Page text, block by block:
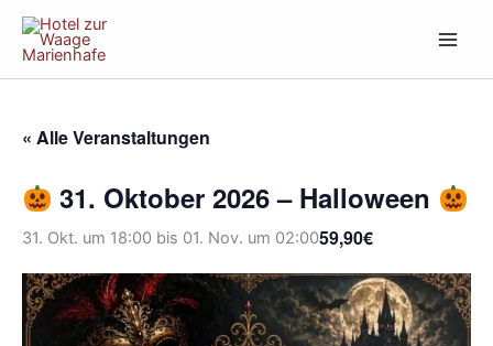
Zum
Inhalt
springen
« Alle Veranstaltungen
31. Oktober 2026 – Halloween
31. Okt. um 18:00 bis 01. Nov. um 02:0059,90€